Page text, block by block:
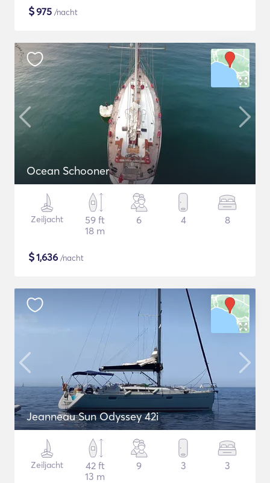
$975 /nacht
Ocean Schooner
Zeiljacht
59 ft
18 m
6 4 8
$1,636 /nacht
Jeanneau Sun Odyssey 42i
Zeiljacht
42 ft
13 m
9 3 3